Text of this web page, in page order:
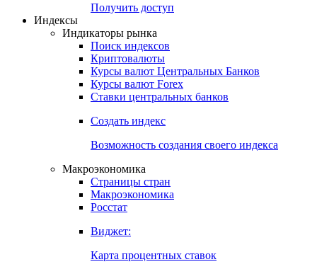
Получить доступ
Индексы
Индикаторы рынка
Поиск индексов
Криптовалюты
Курсы валют Центральных Банков
Курсы валют Forex
Ставки центральных банков
Создать индекс
Возможность создания своего индекса
Макроэкономика
Страницы стран
Макроэкономика
Росстат
Виджет:
Карта процентных ставок